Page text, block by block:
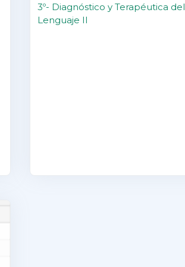
3º- Diagnóstico y Terapéutica del
Lenguaje II